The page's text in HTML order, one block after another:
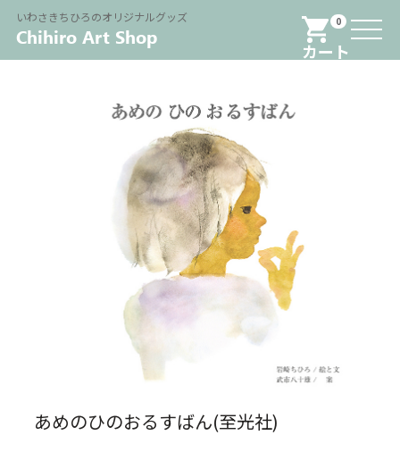
0
カート
いわさきちひろのオリジナルグッズ Menu
あめのひのおるすばん(至光社)